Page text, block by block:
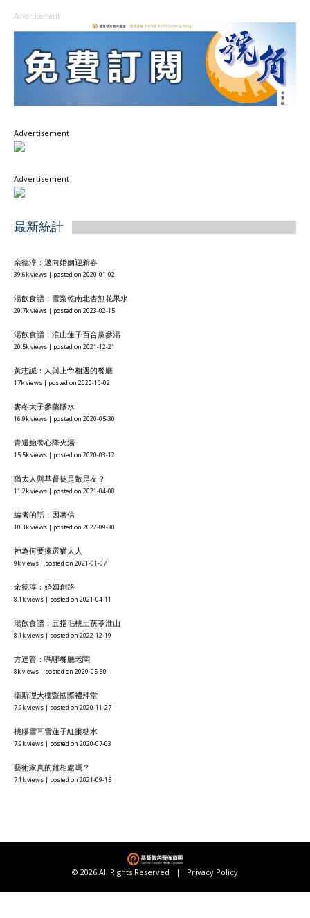
Advertisement
Advertisement
Advertisement
最新統計
余德淳：邁向婚姻迎新春
39.6k views | posted on 2020-01-02
湯飲食譜：雪梨乾南北杏無花果水
29.7k views | posted on 2023-02-15
湯飲食譜：淮山蓮子百合黨參湯
20.5k views | posted on 2021-12-21
黃志誠：人與上帝相遇的餐廳
17k views | posted on 2020-10-02
麥冬太子參藥膳水
16.9k views | posted on 2020-05-30
青邊鮑養心降火湯
15.5k views | posted on 2020-03-12
猶太人與基督徒是敵是友？
11.2k views | posted on 2021-04-08
編者的話：因著信
10.3k views | posted on 2022-09-30
神為何要揀選猶太人
9k views | posted on 2021-01-07
余德淳：婚姻創路
8.1k views | posted on 2021-04-11
湯飲食譜：五指毛桃土茯苓淮山
8.1k views | posted on 2022-12-19
方達賢：嗎哪餐廳老闆
8k views | posted on 2020-05-30
衞斯理大樓暨國際禮拜堂
7.9k views | posted on 2020-11-27
桃膠雪耳雪蓮子紅棗糖水
7.9k views | posted on 2020-07-03
藝術家真的難相處嗎？
7.1k views | posted on 2021-09-15
© 2026 All Rights Reserved | Privacy Policy